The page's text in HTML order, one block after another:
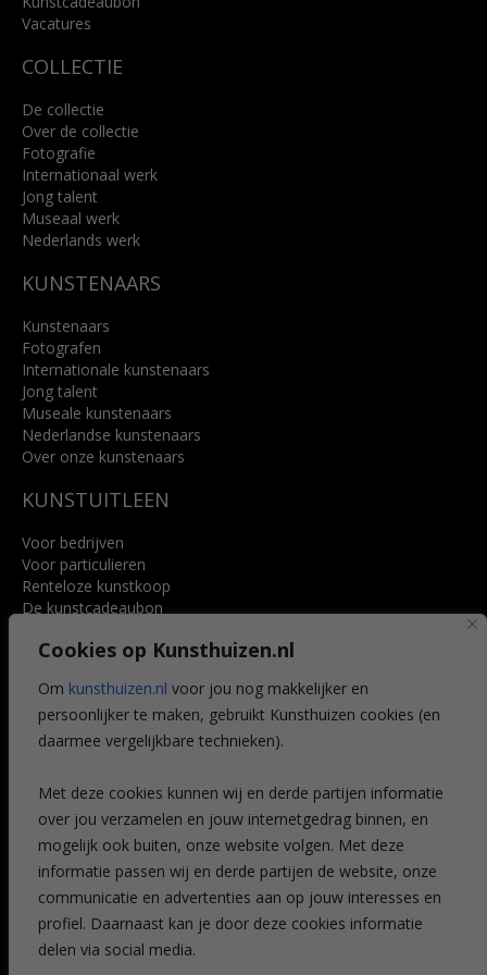
Cookies op Kunsthuizen.nl
Om kunsthuizen.nl voor jou nog makkelijker en
persoonlijker te maken, gebruikt Kunsthuizen cookies (en
daarmee vergelijkbare technieken).
Met deze cookies kunnen wij en derde partijen informatie
over jou verzamelen en jouw internetgedrag binnen, en
mogelijk ook buiten, onze website volgen. Met deze
informatie passen wij en derde partijen de website, onze
communicatie en advertenties aan op jouw interesses en
profiel. Daarnaast kan je door deze cookies informatie
delen via social media.
Lees meer
Vacatures
COLLECTIE
De collectie
Over de collectie
Fotografie
Internationaal werk
Jong talent
Museaal werk
Nederlands werk
KUNSTENAARS
Kunstenaars
Fotografen
Internationale kunstenaars
Jong talent
Museale kunstenaars
Nederlandse kunstenaars
Over onze kunstenaars
KUNSTUITLEEN
Voor bedrijven
Voor particulieren
Renteloze kunstkoop
De kunstcadeaubon
Voordelen
Veelgestelde vragen
CONTACT
Leiden
Amsterdam
Breda
Favorieten
Mijn art alert
NIEUWSBRIEF